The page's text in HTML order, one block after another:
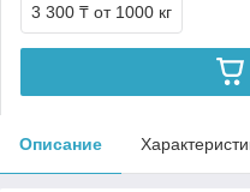
3 300 ₸ от 1000 кг
Описание